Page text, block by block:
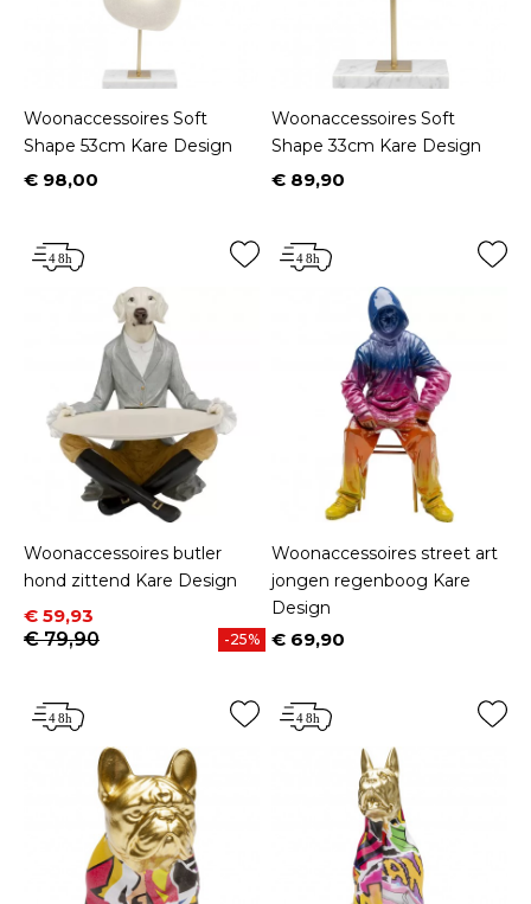
Woonaccessoires Soft
Shape 53cm Kare Design
Prijs
€ 98,00
Woonaccessoires Soft
Shape 33cm Kare Design
Prijs
€ 89,90
Woonaccessoires butler
hond zittend Kare Design
Prijs
€ 59,93
Normale prijs
€ 79,90
-25%
Woonaccessoires street art
jongen regenboog Kare
Design
Prijs
€ 69,90